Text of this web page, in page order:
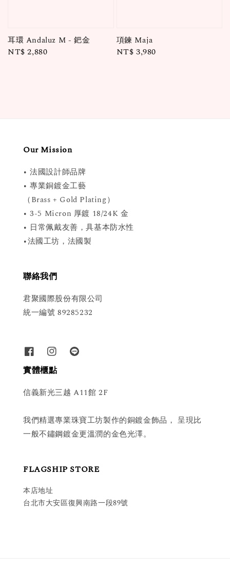
耳環 Andaluz M - 鈀金
Regular
NT$ 2,880
項鍊 Maja
Regular
NT$ 3,980
Our Mission
• 法國設計師品牌
• 專業銅鍍金工藝
（Brass + Gold Plating）
• 3-5 Micron 厚鍍 18/24K 金
• 日常佩戴友善，具基本防水性
•法國工坊，法國製
聯絡我們
君聚國際股份有限公司
統一編號 89285232
實體櫃點
信義新光三越 A11館 2F
我們精選專業珠寶工坊製作的銅鍍金飾品， 呈現比
一般不鏽鋼鍍金更溫潤的金色光澤。
FLAGSHIP STORE
本店地址
台北市大安區復興南路一段89號